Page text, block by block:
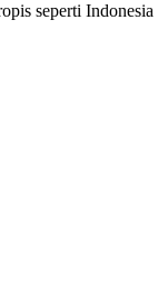
seperti Indonesia